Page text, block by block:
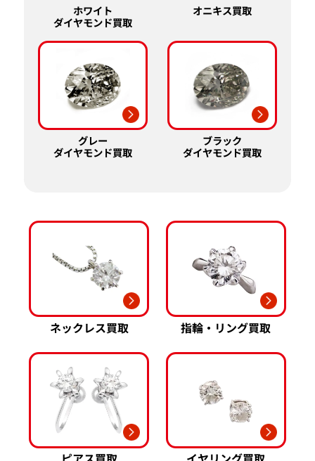
ホワイト
ダイヤモンド買取
オニキス買取
グレー
ダイヤモンド買取
ブラック
ダイヤモンド買取
ネックレス買取 指輪・リング買取